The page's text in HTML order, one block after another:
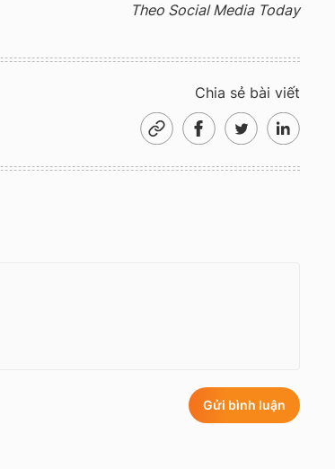
Theo Social Media Today
Chia sẻ bài viết
Gửi bình luận